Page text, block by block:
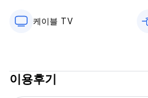
케이블 TV
이용후기